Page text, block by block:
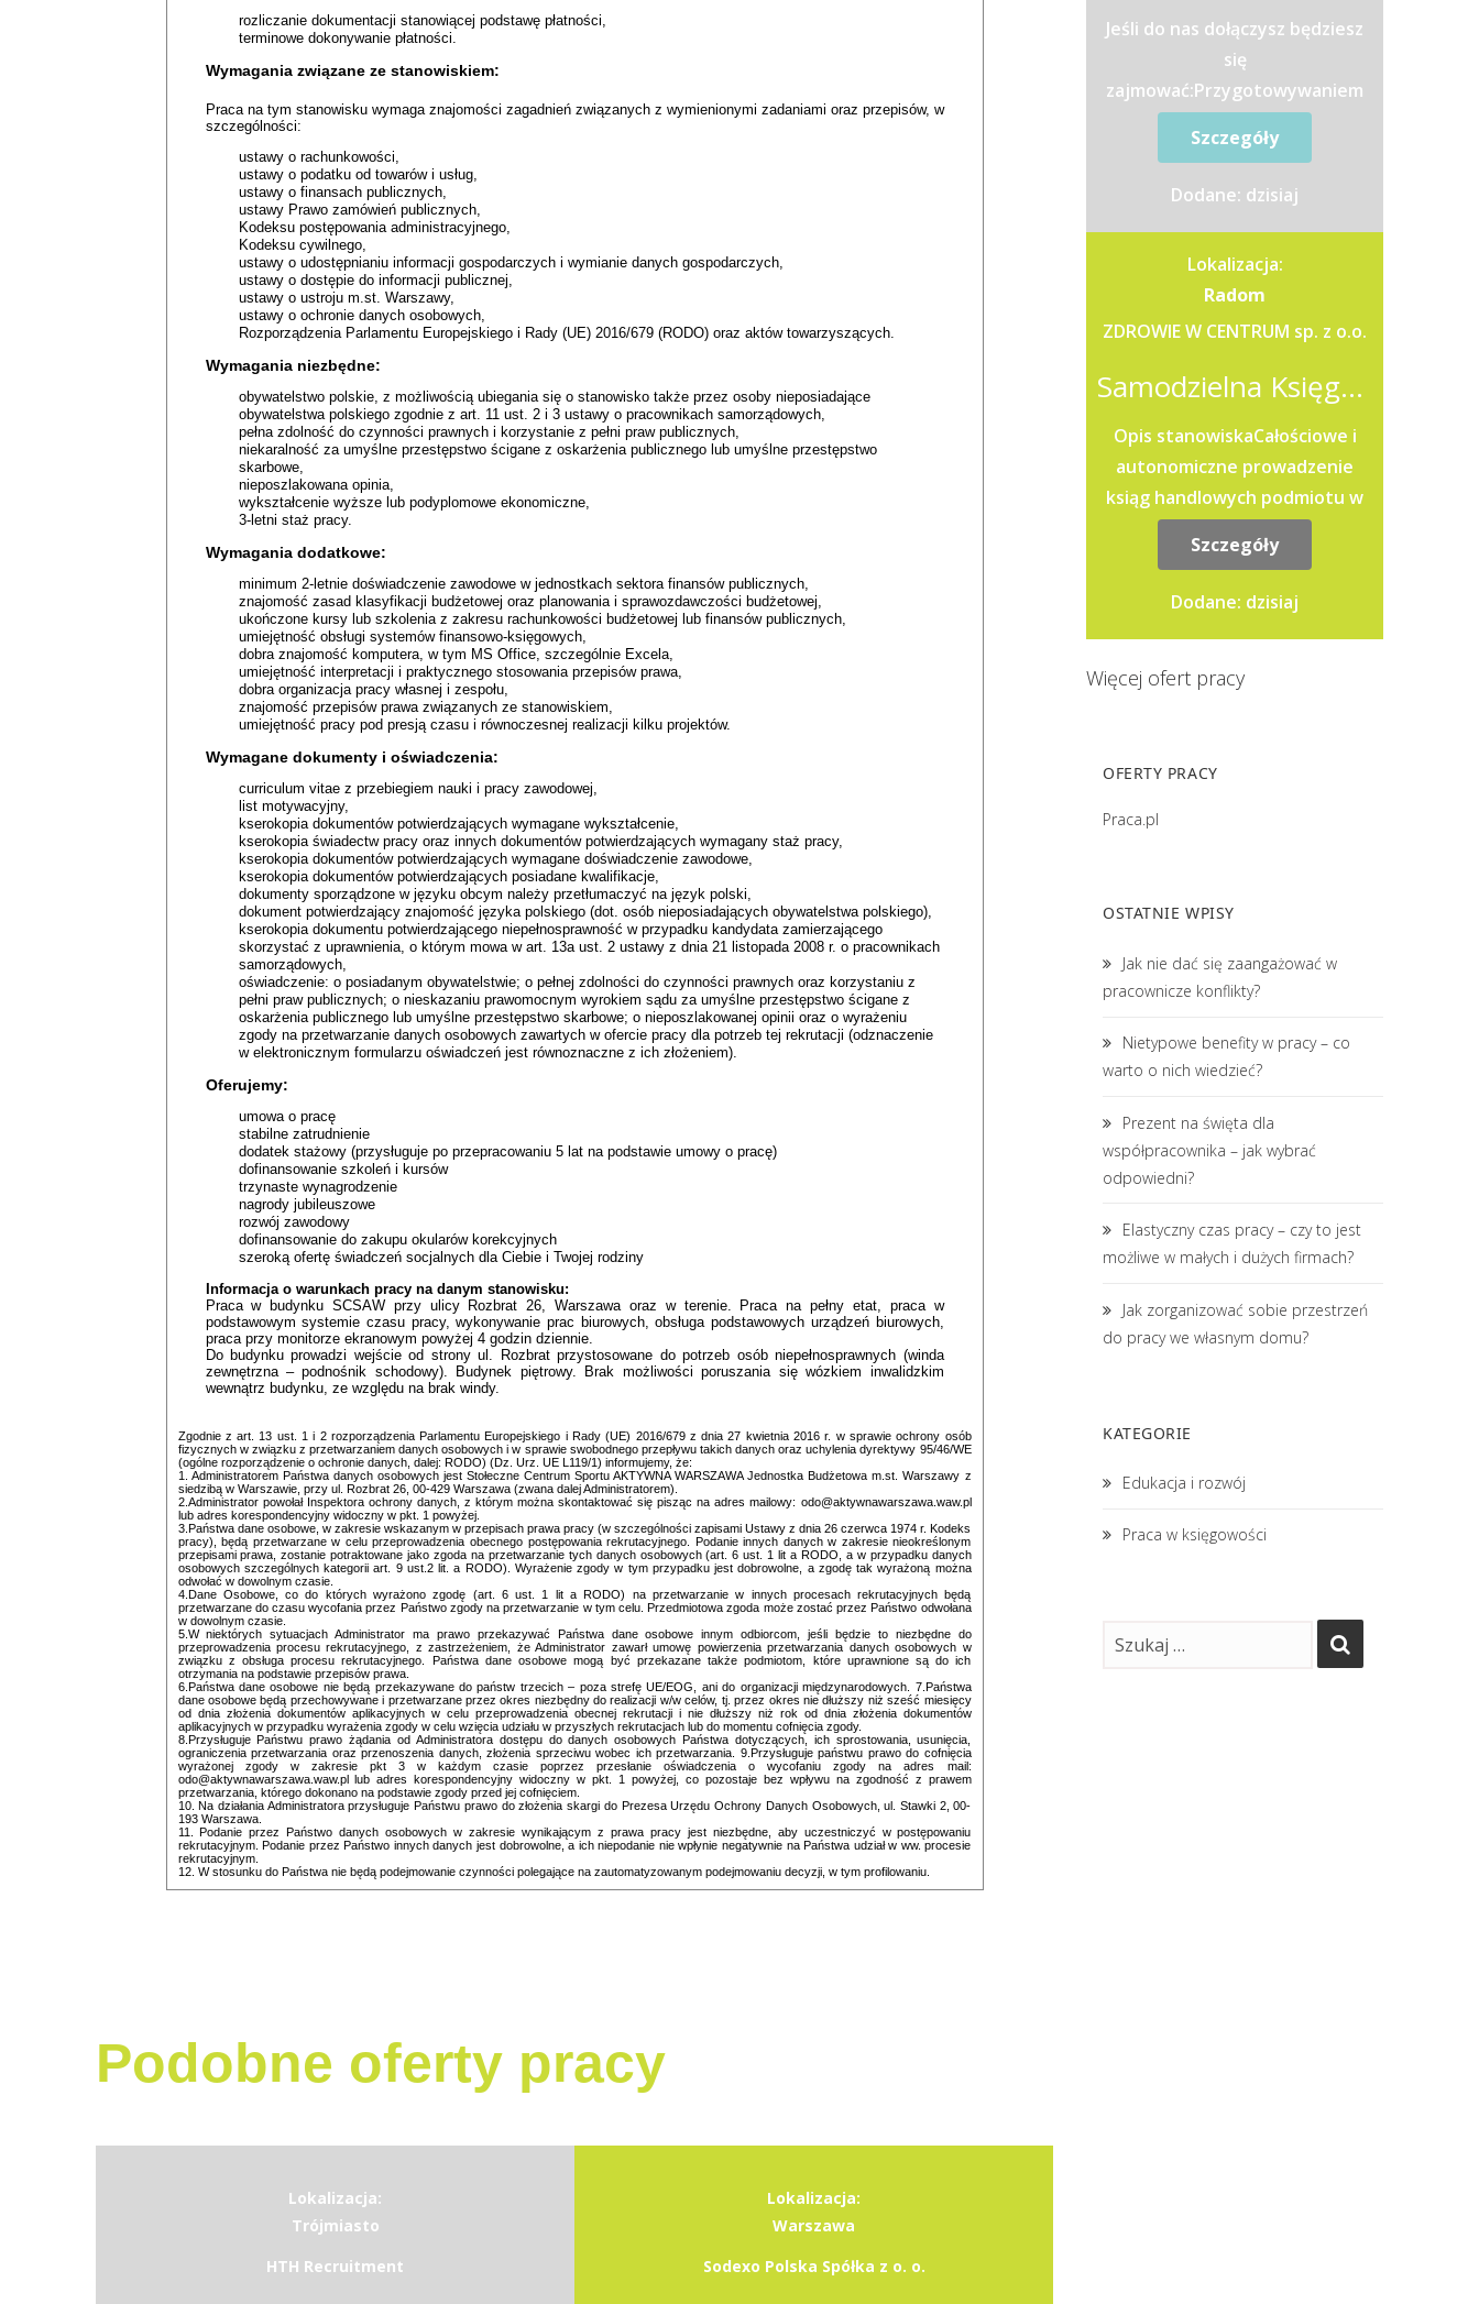
rozliczanie dokumentacji stanowiącej podstawę płatności,
terminowe dokonywanie płatności.
Wymagania związane ze stanowiskiem:
Praca na tym stanowisku wymaga znajomości zagadnień związanych z wymienionymi zadaniami oraz przepisów, w
szczególności:
ustawy o rachunkowości,
ustawy o podatku od towarów i usług,
ustawy o finansach publicznych,
ustawy Prawo zamówień publicznych,
Kodeksu postępowania administracyjnego,
Kodeksu cywilnego,
ustawy o udostępnianiu informacji gospodarczych i wymianie danych gospodarczych,
ustawy o dostępie do informacji publicznej,
ustawy o ustroju m.st. Warszawy,
ustawy o ochronie danych osobowych,
Rozporządzenia Parlamentu Europejskiego i Rady (UE) 2016/679 (RODO) oraz aktów towarzyszących.
Wymagania niezbędne:
obywatelstwo polskie, z możliwością ubiegania się o stanowisko także przez osoby nieposiadające
obywatelstwa polskiego zgodnie z art. 11 ust. 2 i 3 ustawy o pracownikach samorządowych,
pełna zdolność do czynności prawnych i korzystanie z pełni praw publicznych,
niekaralność za umyślne przestępstwo ścigane z oskarżenia publicznego lub umyślne przestępstwo
skarbowe,
nieposzlakowana opinia,
wykształcenie wyższe lub podyplomowe ekonomiczne,
3-letni staż pracy.
Wymagania dodatkowe:
minimum 2-letnie doświadczenie zawodowe w jednostkach sektora finansów publicznych,
znajomość zasad klasyfikacji budżetowej oraz planowania i sprawozdawczości budżetowej,
ukończone kursy lub szkolenia z zakresu rachunkowości budżetowej lub finansów publicznych,
umiejętność obsługi systemów finansowo-księgowych,
dobra znajomość komputera, w tym MS Office, szczególnie Excela,
umiejętność interpretacji i praktycznego stosowania przepisów prawa,
dobra organizacja pracy własnej i zespołu,
znajomość przepisów prawa związanych ze stanowiskiem,
umiejętność pracy pod presją czasu i równoczesnej realizacji kilku projektów.
Wymagane dokumenty i oświadczenia:
curriculum vitae z przebiegiem nauki i pracy zawodowej,
list motywacyjny,
kserokopia dokumentów potwierdzających wymagane wykształcenie,
kserokopia świadectw pracy oraz innych dokumentów potwierdzających wymagany staż pracy,
kserokopia dokumentów potwierdzających wymagane doświadczenie zawodowe,
kserokopia dokumentów potwierdzających posiadane kwalifikacje,
dokumenty sporządzone w języku obcym należy przetłumaczyć na język polski,
dokument potwierdzający znajomość języka polskiego (dot. osób nieposiadających obywatelstwa polskiego),
kserokopia dokumentu potwierdzającego niepełnosprawność w przypadku kandydata zamierzającego
skorzystać z uprawnienia, o którym mowa w art. 13a ust. 2 ustawy z dnia 21 listopada 2008 r. o pracownikach
samorządowych,
oświadczenie: o posiadanym obywatelstwie; o pełnej zdolności do czynności prawnych oraz korzystaniu z
pełni praw publicznych; o nieskazaniu prawomocnym wyrokiem sądu za umyślne przestępstwo ścigane z
oskarżenia publicznego lub umyślne przestępstwo skarbowe; o nieposzlakowanej opinii oraz o wyrażeniu
zgody na przetwarzanie danych osobowych zawartych w ofercie pracy dla potrzeb tej rekrutacji (odznaczenie
w elektronicznym formularzu oświadczeń jest równoznaczne z ich złożeniem).
Oferujemy:
umowa o pracę
stabilne zatrudnienie
dodatek stażowy (przysługuje po przepracowaniu 5 lat na podstawie umowy o pracę)
dofinansowanie szkoleń i kursów
trzynaste wynagrodzenie
nagrody jubileuszowe
rozwój zawodowy
dofinansowanie do zakupu okularów korekcyjnych
szeroką ofertę świadczeń socjalnych dla Ciebie i Twojej rodziny
Informacja o warunkach pracy na danym stanowisku:
Praca w budynku SCSAW przy ulicy Rozbrat 26, Warszawa oraz w terenie. Praca na pełny etat, praca w
podstawowym systemie czasu pracy, wykonywanie prac biurowych, obsługa podstawowych urządzeń biurowych,
praca przy monitorze ekranowym powyżej 4 godzin dziennie.
Do budynku prowadzi wejście od strony ul. Rozbrat przystosowane do potrzeb osób niepełnosprawnych (winda
zewnętrzna – podnośnik schodowy). Budynek piętrowy. Brak możliwości poruszania się wózkiem inwalidzkim
wewnątrz budynku, ze względu na brak windy.
Zgodnie z art. 13 ust. 1 i 2 rozporządzenia Parlamentu Europejskiego i Rady (UE) 2016/679 z dnia 27 kwietnia 2016 r. w sprawie ochrony osób
fizycznych w związku z przetwarzaniem danych osobowych i w sprawie swobodnego przepływu takich danych oraz uchylenia dyrektywy 95/46/WE
(ogólne rozporządzenie o ochronie danych, dalej: RODO) (Dz. Urz. UE L119/1) informujemy, że:
1. Administratorem Państwa danych osobowych jest Stołeczne Centrum Sportu AKTYWNA WARSZAWA Jednostka Budżetowa m.st. Warszawy z
siedzibą w Warszawie, przy ul. Rozbrat 26, 00-429 Warszawa (zwana dalej Administratorem).
2.Administrator powołał Inspektora ochrony danych, z którym można skontaktować się pisząc na adres mailowy: odo@aktywnawarszawa.waw.pl
lub adres korespondencyjny widoczny w pkt. 1 powyżej.
3.Państwa dane osobowe, w zakresie wskazanym w przepisach prawa pracy (w szczególności zapisami Ustawy z dnia 26 czerwca 1974 r. Kodeks
pracy), będą przetwarzane w celu przeprowadzenia obecnego postępowania rekrutacyjnego. Podanie innych danych w zakresie nieokreślonym
przepisami prawa, zostanie potraktowane jako zgoda na przetwarzanie tych danych osobowych (art. 6 ust. 1 lit a RODO, a w przypadku danych
osobowych szczególnych kategorii art. 9 ust.2 lit. a RODO). Wyrażenie zgody w tym przypadku jest dobrowolne, a zgodę tak wyrażoną można
odwołać w dowolnym czasie.
4.Dane Osobowe, co do których wyrażono zgodę (art. 6 ust. 1 lit a RODO) na przetwarzanie w innych procesach rekrutacyjnych będą
przetwarzane do czasu wycofania przez Państwo zgody na przetwarzanie w tym celu. Przedmiotowa zgoda może zostać przez Państwo odwołana
w dowolnym czasie.
5.W niektórych sytuacjach Administrator ma prawo przekazywać Państwa dane osobowe innym odbiorcom, jeśli będzie to niezbędne do
przeprowadzenia procesu rekrutacyjnego, z zastrzeżeniem, że Administrator zawarł umowę powierzenia przetwarzania danych osobowych w
związku z obsługa procesu rekrutacyjnego. Państwa dane osobowe mogą być przekazane także podmiotom, które uprawnione są do ich
otrzymania na podstawie przepisów prawa.
6.Państwa dane osobowe nie będą przekazywane do państw trzecich – poza strefę UE/EOG, ani do organizacji międzynarodowych. 7.Państwa
dane osobowe będą przechowywane i przetwarzane przez okres niezbędny do realizacji w/w celów, tj. przez okres nie dłuższy niż sześć miesięcy
od dnia złożenia dokumentów aplikacyjnych w celu przeprowadzenia obecnej rekrutacji i nie dłuższy niż rok od dnia złożenia dokumentów
aplikacyjnych w przypadku wyrażenia zgody w celu wzięcia udziału w przyszłych rekrutacjach lub do momentu cofnięcia zgody.
8.Przysługuje Państwu prawo żądania od Administratora dostępu do danych osobowych Państwa dotyczących, ich sprostowania, usunięcia,
ograniczenia przetwarzania oraz przenoszenia danych, złożenia sprzeciwu wobec ich przetwarzania. 9.Przysługuje państwu prawo do cofnięcia
wyrażonej zgody w zakresie pkt 3 w każdym czasie poprzez przesłanie oświadczenia o wycofaniu zgody na adres mail:
odo@aktywnawarszawa.waw.pl lub adres korespondencyjny widoczny w pkt. 1 powyżej, co pozostaje bez wpływu na zgodność z prawem
przetwarzania, którego dokonano na podstawie zgody przed jej cofnięciem.
10. Na działania Administratora przysługuje Państwu prawo do złożenia skargi do Prezesa Urzędu Ochrony Danych Osobowych, ul. Stawki 2, 00-
193 Warszawa.
11. Podanie przez Państwo danych osobowych w zakresie wynikającym z prawa pracy jest niezbędne, aby uczestniczyć w postępowaniu
rekrutacyjnym. Podanie przez Państwo innych danych jest dobrowolne, a ich niepodanie nie wpłynie negatywnie na Państwa udział w ww. procesie
rekrutacyjnym.
12. W stosunku do Państwa nie będą podejmowanie czynności polegające na zautomatyzowanym podejmowaniu decyzji, w tym profilowaniu.
Podobne oferty pracy
Lokalizacja:
Trójmiasto
HTH Recruitment
Lokalizacja:
Warszawa
Sodexo Polska Spółka z o. o.
Jeśli do nas dołączysz będziesz
się
zajmować:Przygotowywaniem
wniosków i rozliczeń dotacji
oświatowychWprowadzaniem
danych do systemów
zewnętrznych...
Szczegóły
Dodane: dzisiaj
Lokalizacja:
Radom
ZDROWIE W CENTRUM sp. z o.o.
Samodzielna Księgowa / Samodzielny Księgowy
Opis stanowiskaCałościowe i
autonomiczne prowadzenie
ksiąg handlowych podmiotu w
oparciu o ustawę o
rachunkowości oraz prawo
podatkowe.Prawidłowe...
Szczegóły
Dodane: dzisiaj
Więcej ofert pracy
OFERTY PRACY
Praca.pl
OSTATNIE WPISY
Jak nie dać się zaangażować w
pracownicze konflikty?
Nietypowe benefity w pracy – co
warto o nich wiedzieć?
Prezent na święta dla
współpracownika – jak wybrać
odpowiedni?
Elastyczny czas pracy – czy to jest
możliwe w małych i dużych firmach?
Jak zorganizować sobie przestrzeń
do pracy we własnym domu?
KATEGORIE
Edukacja i rozwój
Praca w księgowości